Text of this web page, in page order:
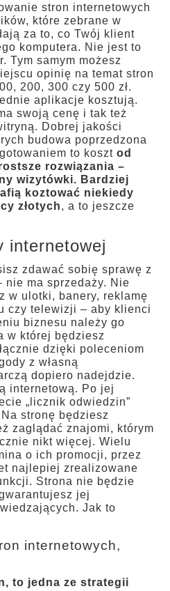
stron internetowych
które zebrane w
za to, co Twój klient
komputera. Nie jest to
Tym samym możesz
opinię na temat stron
200, 300 czy 500 zł.
aplikacje kosztują.
swoją cenę i tak też
Dobrej jakości
budowa poprzedzona
to koszt od
rozwiązania –
wizytówki. Bardziej
koztować niekiedy
złotych, a to jeszcze
internetowej
zdawać sobię sprawę z
nie ma sprzedaży. Nie
w ulotki, banery, reklamę
czy telewizji – aby klienci
biznesu należy go
w której będziesz
dzięki poleceniom
z własną
dopiero nadejdzie.
internetową. Po jej
„licznik odwiedzin”
stronę będziesz
zaglądać znajomi, którym
nikt więcej. Wielu
o ich promocji, przez
najlepiej zrealizowane
Strona nie będzie
jej
Jak to
internetowych,
to jedna ze strategii